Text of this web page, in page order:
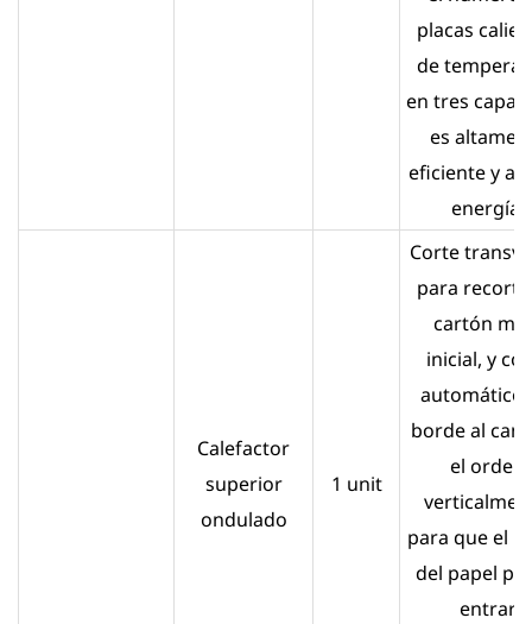
placas
de
en tres
es
eficiente y
energía.
Calefactor
superior
ondulado
1 unit
Corte
para
cartón
inicial, y
automático
borde al
el orden
para que el
del papel
entrar